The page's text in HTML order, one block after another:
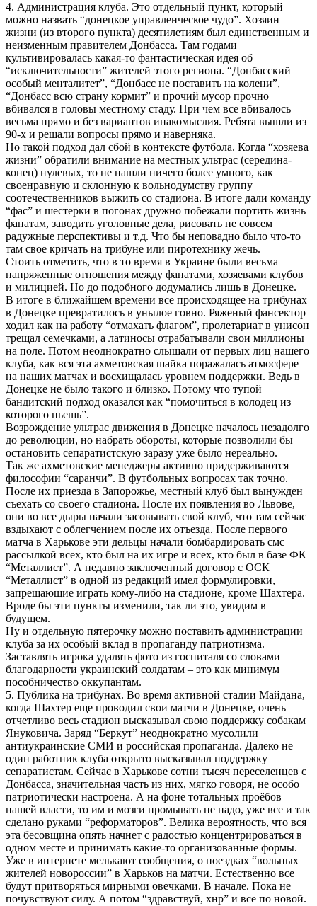
4. Администрация клуба. Это отдельный пункт, который
можно назвать “донецкое управленческое чудо”. Хозяин
жизни (из второго пункта) десятилетиям был единственным и
неизменным правителем Донбасса. Там годами
культивировалась какая-то фантастическая идея об
“исключительности” жителей этого региона. “Донбасский
особый менталитет”, “Донбасс не поставить на колени”,
“Донбасс всю страну кормит” и прочий мусор прочно
вбивался в головы местному стаду. При чем все вбивалось
весьма прямо и без вариантов инакомыслия. Ребята вышли из
90-х и решали вопросы прямо и наверняка.
Но такой подход дал сбой в контексте футбола. Когда “хозяева
жизни” обратили внимание на местных ультрас (середина-
конец) нулевых, то не нашли ничего более умного, как
своенравную и склонную к вольнодумству группу
соотечественников выжить со стадиона. В итоге дали команду
“фас” и шестерки в погонах дружно побежали портить жизнь
фанатам, заводить уголовные дела, рисовать не совсем
радужные перспективы и т.д. Что бы неповадно было что-то
там свое кричать на трибуне или пиротехнику жечь.
Стоить отметить, что в то время в Украине были весьма
напряженные отношения между фанатами, хозяевами клубов
и милицией. Но до подобного додумались лишь в Донецке.
В итоге в ближайшем времени все происходящее на трибунах
в Донецке превратилось в унылое говно. Ряженый фансектор
ходил как на работу “отмахать флагом”, пролетариат в унисон
трещал семечками, а латиносы отрабатывали свои миллионы
на поле. Потом неоднократно слышали от первых лиц нашего
клуба, как вся эта ахметовская шайка поражалась атмосфере
на наших матчах и восхищалась уровнем поддержки. Ведь в
Донецке не было такого и близко. Потому что тупой
бандитский подход оказался как “помочиться в колодец из
которого пьешь”.
Возрождение ультрас движения в Донецке началось незадолго
до революции, но набрать обороты, которые позволили бы
остановить сепаратистскую заразу уже было нереально.
Так же ахметовские менеджеры активно придерживаются
философии “саранчи”. В футбольных вопросах так точно.
После их приезда в Запорожье, местный клуб был вынужден
съехать со своего стадиона. После их появления во Львове,
они во все дыры начали засовывать свой клуб, что там сейчас
вздыхают с облегчением после их отъезда. После первого
матча в Харькове эти дельцы начали бомбардировать смс
рассылкой всех, кто был на их игре и всех, кто был в базе ФК
“Металлист”. А недавно заключенный договор с ОСК
“Металлист” в одной из редакций имел формулировки,
запрещающие играть кому-либо на стадионе, кроме Шахтера.
Вроде бы эти пункты изменили, так ли это, увидим в
будущем.
Ну и отдельную пятерочку можно поставить администрации
клуба за их особый вклад в пропаганду патриотизма.
Заставлять игрока удалять фото из госпиталя со словами
благодарности украинский солдатам – это как минимум
пособничество оккупантам.
5. Публика на трибунах. Во время активной стадии Майдана,
когда Шахтер еще проводил свои матчи в Донецке, очень
отчетливо весь стадион высказывал свою поддержку собакам
Януковича. Заряд “Беркут” неоднократно мусолили
антиукраинские СМИ и российская пропаганда. Далеко не
один работник клуба открыто высказывал поддержку
сепаратистам. Сейчас в Харькове сотни тысяч переселенцев с
Донбасса, значительная часть из них, мягко говоря, не особо
патриотически настроена. А на фоне тотальных проёбов
нашей власти, то им и мозги промывать не надо, уже все и так
сделано руками “реформаторов”. Велика вероятность, что вся
эта бесовщина опять начнет с радостью концентрироваться в
одном месте и принимать какие-то организованные формы.
Уже в интернете мелькают сообщения, о поездках “вольных
жителей новороссии” в Харьков на матчи. Естественно все
будут притворяться мирными овечками. В начале. Пока не
почувствуют силу. А потом “здравствуй, хнр” и все по новой.